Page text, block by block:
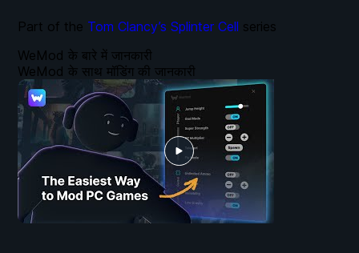
WeMod के बारे में जानकारी
WeMod के साथ मॉडिंग की जानकारी
Part of the Tom Clancy’s Splinter Cell series